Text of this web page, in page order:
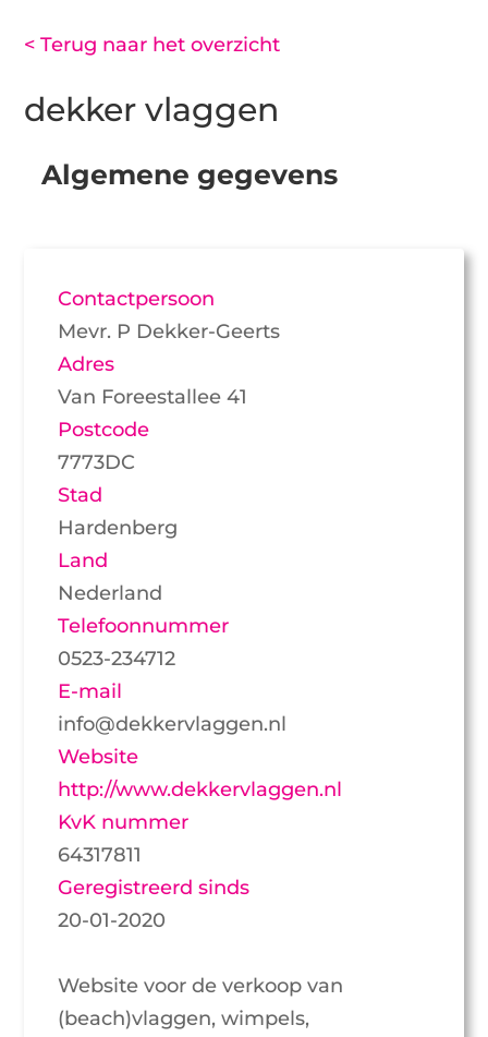
< Terug naar het overzicht
dekker vlaggen
Algemene gegevens
Contactpersoon
Mevr. P Dekker-Geerts
Adres
Van Foreestallee 41
Postcode
7773DC
Stad
Hardenberg
Land
Nederland
Telefoonnummer
0523-234712
E-mail
info@dekkervlaggen.nl
Website
http://www.dekkervlaggen.nl
KvK nummer
64317811
Geregistreerd sinds
20-01-2020
Website voor de verkoop van
(beach)vlaggen, wimpels,